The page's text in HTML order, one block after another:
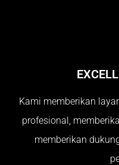
Kami memberikan
profesional,
memberikan